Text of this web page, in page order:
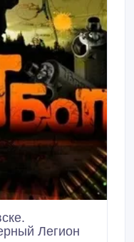
Легион